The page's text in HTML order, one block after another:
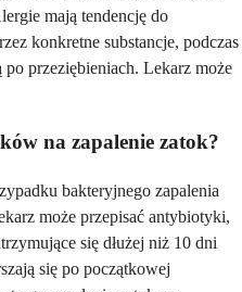
mają tendencję do
konkretne substancje, podczas
przeziębieniach. Lekarz może
na zapalenie zatok?
bakteryjnego zapalenia
może przepisać antybiotyki,
się dłużej niż 10 dni
się po początkowej